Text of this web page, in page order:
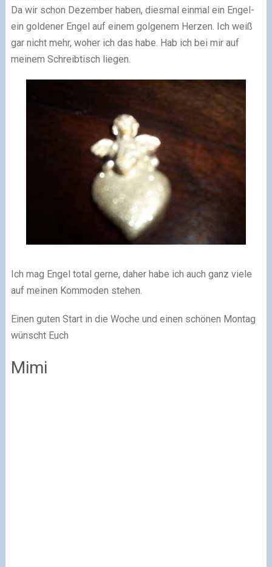
Da wir schon Dezember haben, diesmal einmal ein Engel-
ein goldener Engel auf einem golgenem Herzen. Ich weiß
gar nicht mehr, woher ich das habe. Hab ich bei mir auf
meinem Schreibtisch liegen.
Ich mag Engel total gerne, daher habe ich auch ganz viele
auf meinen Kommoden stehen.
Einen guten Start in die Woche und einen schönen Montag
wünscht Euch
Mimi